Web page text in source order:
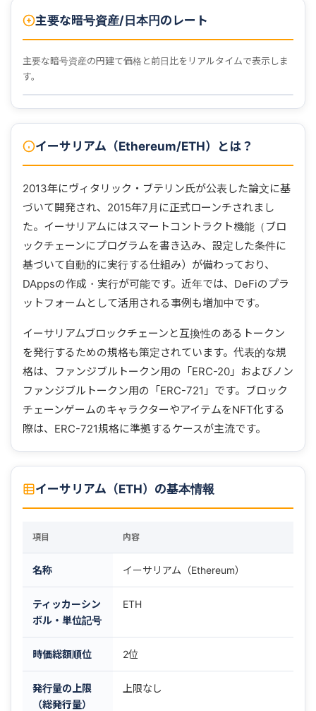
主要な暗号資産/日本円のレート
主要な暗号資産の円建て価格と前日比をリアルタイムで表示しま
す。
イーサリアム（Ethereum/ETH）とは？
2013年にヴィタリック・ブテリン氏が公表した論文に基
づいて開発され、2015年7月に正式ローンチされまし
た。イーサリアムにはスマートコントラクト機能（ブロ
ックチェーンにプログラムを書き込み、設定した条件に
基づいて自動的に実行する仕組み）が備わっており、
DAppsの作成・実行が可能です。近年では、DeFiのプラ
ットフォームとして活用される事例も増加中です。
イーサリアムブロックチェーンと互換性のあるトークン
を発行するための規格も策定されています。代表的な規
格は、ファンジブルトークン用の「ERC-20」およびノン
ファンジブルトークン用の「ERC-721」です。ブロック
チェーンゲームのキャラクターやアイテムをNFT化する
際は、ERC-721規格に準拠するケースが主流です。
イーサリアム（ETH）の基本情報
項目 内容
名称 イーサリアム（Ethereum）
ティッカーシン
ボル・単位記号
ETH
時価総額順位 2位
発行量の上限
（総発行量）
上限なし